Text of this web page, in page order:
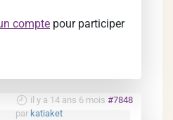
compte pour participer
il y a 14 ans 6 mois #7848
par katiaket